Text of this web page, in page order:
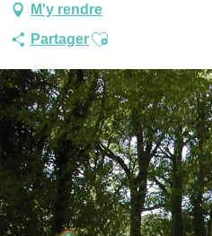
M'y rendre
PartagerAjouter aux favoris